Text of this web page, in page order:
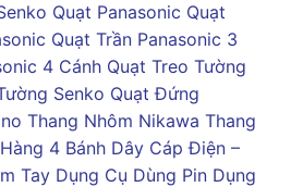
Quạt Panasonic Quạt
Quạt Trần Panasonic 3
4 Cánh Quạt Treo Tường
Senko Quạt Đứng
Thang Nhôm Nikawa Thang
4 Bánh Dây Cáp Điện –
Tay Dụng Cụ Dùng Pin Dụng